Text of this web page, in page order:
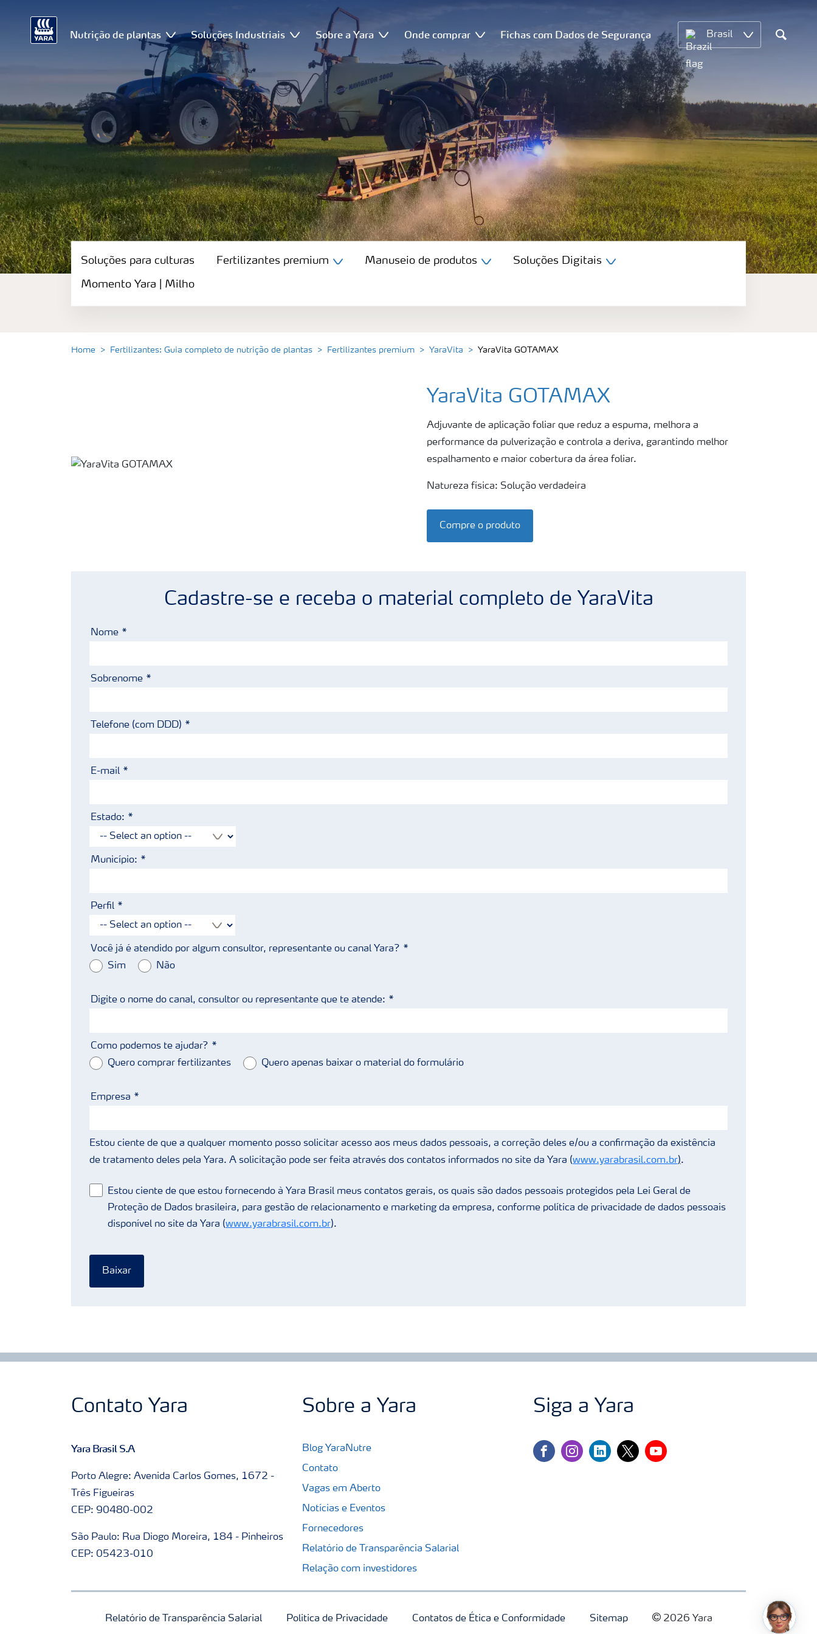
Nutrição de plantas Soluções Industriais Sobre a Yara Onde comprar Fichas com Dados de Segurança Brasil
Search
Soluções
para
culturas
Fertilizantes
premium
Soluções para culturas Fertilizantes premium Manuseio de produtos Soluções Digitais
Momento Yara | Milho
Home Fertilizantes: Guia completo de nutrição de plantas Fertilizantes premium YaraVita YaraVita GOTAMAX
YaraVita GOTAMAX
Adjuvante de aplicação foliar que reduz a espuma, melhora a
performance da pulverização e controla a deriva, garantindo melhor
espalhamento e maior cobertura da área foliar.
Natureza física: Solução verdadeira
Compre o produto
Cadastre-se e receba o material completo de YaraVita
Nome
Sobrenome
Telefone (com DDD)
E-mail
Estado:
Município:
Perfil
Você já é atendido por algum consultor, representante ou canal Yara?
Sim
Não
Digite o nome do canal, consultor ou representante que te atende:
Como podemos te ajudar?
Quero comprar fertilizantes
Quero apenas baixar o material do formulário
Empresa
Estou ciente de que a qualquer momento posso solicitar acesso aos meus dados pessoais, a correção deles e/ou a confirmação da existência
de tratamento deles pela Yara. A solicitação pode ser feita através dos contatos informados no site da Yara (www.yarabrasil.com.br).
Estou ciente de que estou fornecendo à Yara Brasil meus contatos gerais, os quais são dados pessoais protegidos pela Lei Geral de
Proteção de Dados brasileira, para gestão de relacionamento e marketing da empresa, conforme política de privacidade de dados pessoais
disponível no site da Yara (www.yarabrasil.com.br).
Baixar
Contato Yara
Yara Brasil S.A
Porto Alegre: Avenida Carlos Gomes, 1672 -
Três Figueiras
CEP: 90480-002
São Paulo: Rua Diogo Moreira, 184 - Pinheiros
CEP: 05423-010
Sobre a Yara
Blog YaraNutre
Contato
Vagas em Aberto
Notícias e Eventos
Fornecedores
Relatório de Transparência Salarial
Relação com investidores
Siga a Yara
facebookinstagramlinkedintwitteryoutube
Relatório de Transparência Salarial Politica de Privacidade Contatos de Ética e Conformidade Sitemap 2026 Yara